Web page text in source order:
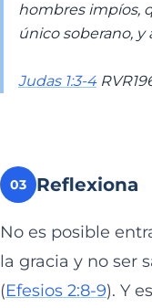
hombres impíos,
único soberano, y
Judas 1:3-4
03 Reflexiona
No es posible
la gracia y no ser
(Efesios 2:8-9). Y